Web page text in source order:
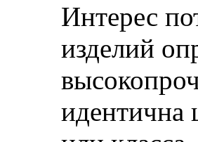
Интерес
изделий
идентична